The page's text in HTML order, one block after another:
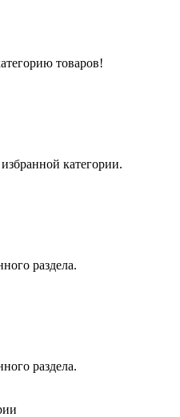
товаров!
категории.
раздела.
раздела.